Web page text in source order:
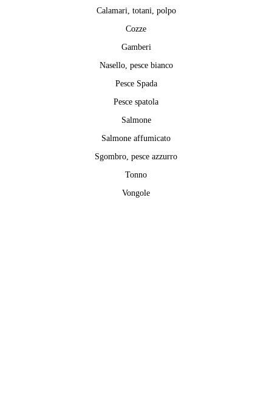
Calamari, totani, polpo
Cozze
Gamberi
Nasello, pesce bianco
Pesce Spada
Pesce spatola
Salmone
Salmone affumicato
Sgombro, pesce azzurro
Tonno
Vongole